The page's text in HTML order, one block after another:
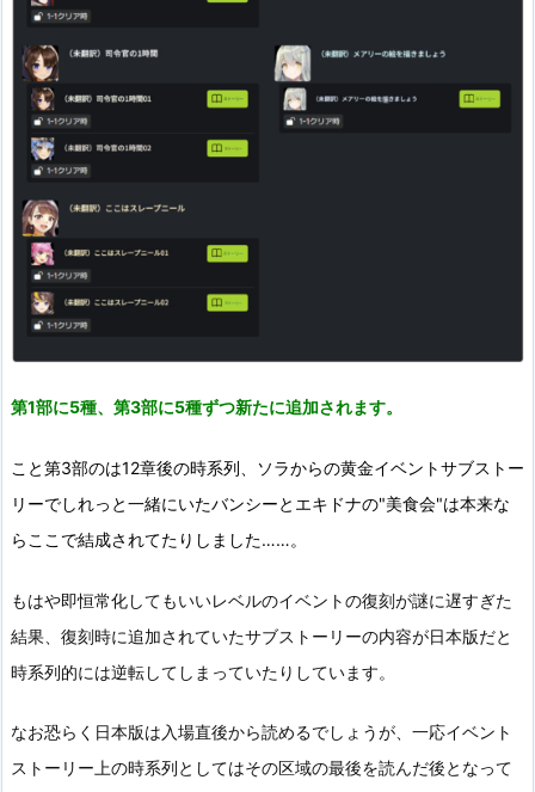
第1部に5種、第3部に5種ずつ新たに追加されます。
こと第3部のは12章後の時系列、ソラからの黄金イベントサブストー
リーでしれっと一緒にいたバンシーとエキドナの"美食会"は本来な
らここで結成されてたりしました……。
もはや即恒常化してもいいレベルのイベントの復刻が謎に遅すぎた
結果、復刻時に追加されていたサブストーリーの内容が日本版だと
時系列的には逆転してしまっていたりしています。
なお恐らく日本版は入場直後から読めるでしょうが、一応イベント
ストーリー上の時系列としてはその区域の最後を読んだ後となって